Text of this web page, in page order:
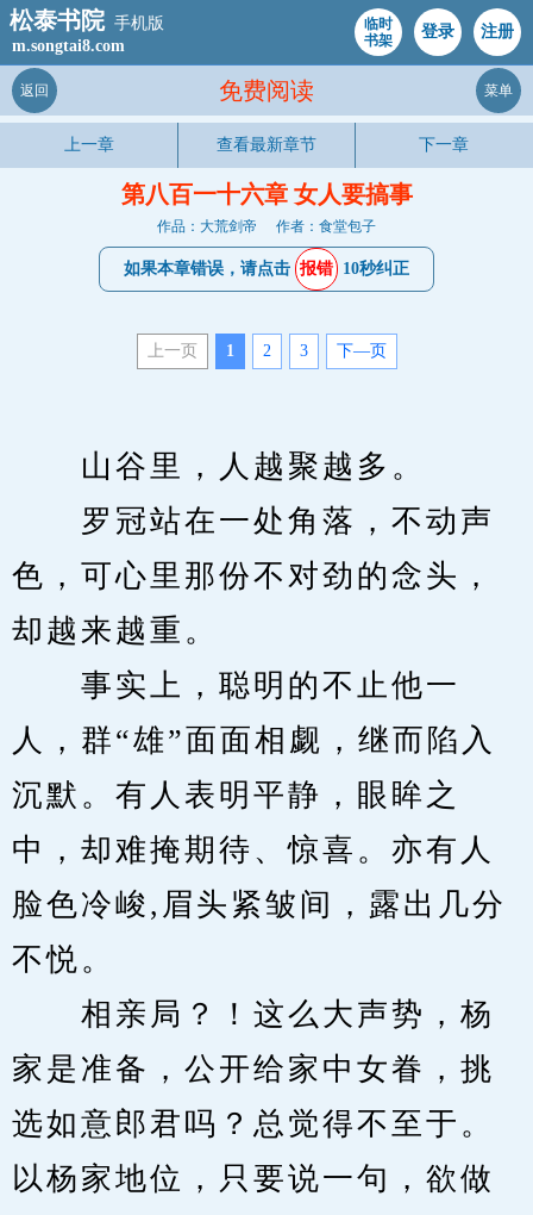
松泰书院 手机版
m.songtai8.com
临时
书架
登录 注册
免费阅读
返回 菜单
上一章 查看最新章节 下一章
第八百一十六章 女人要搞事
作品：大荒剑帝 作者：食堂包子
如果本章错误，请点击 报错 10秒纠正
上一页 1 2 3 下—页
山谷里，人越聚越多。
罗冠站在一处角落，不动声
色，可心里那份不对劲的念头，
却越来越重。
事实上，聪明的不止他一
人，群“雄”面面相觑，继而陷入
沉默。有人表明平静，眼眸之
中，却难掩期待、惊喜。亦有人
脸色冷峻,眉头紧皱间，露出几分
不悦。
相亲局？！这么大声势，杨
家是准备，公开给家中女眷，挑
选如意郎君吗？总觉得不至于。
以杨家地位，只要说一句，欲做